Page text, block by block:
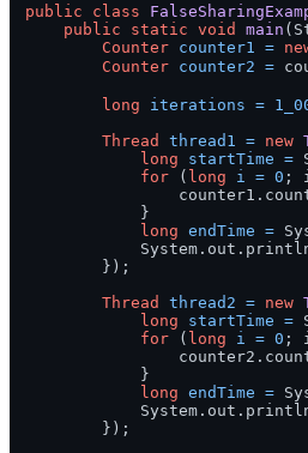
public class
public
static void main
Counter counter1 =
Counter counter2 =
long iterations =
Thread
thread1 = new
long
startTime =
for ( long i = 0 ;
            }
long endTime =
        });
Thread
thread2 = new
long
startTime =
for ( long i = 0 ;
            }
long endTime =
        });